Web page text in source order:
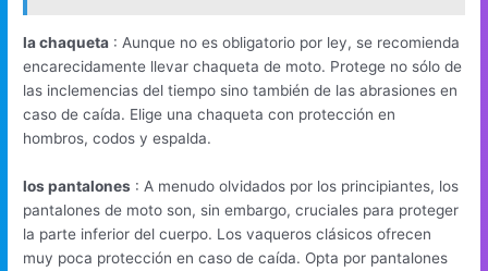
la chaqueta : Aunque no es obligatorio por ley, se recomienda
encarecidamente llevar chaqueta de moto. Protege no sólo de
las inclemencias del tiempo sino también de las abrasiones en
caso de caída. Elige una chaqueta con protección en
hombros, codos y espalda.
los pantalones : A menudo olvidados por los principiantes, los
pantalones de moto son, sin embargo, cruciales para proteger
la parte inferior del cuerpo. Los vaqueros clásicos ofrecen
muy poca protección en caso de caída. Opta por pantalones